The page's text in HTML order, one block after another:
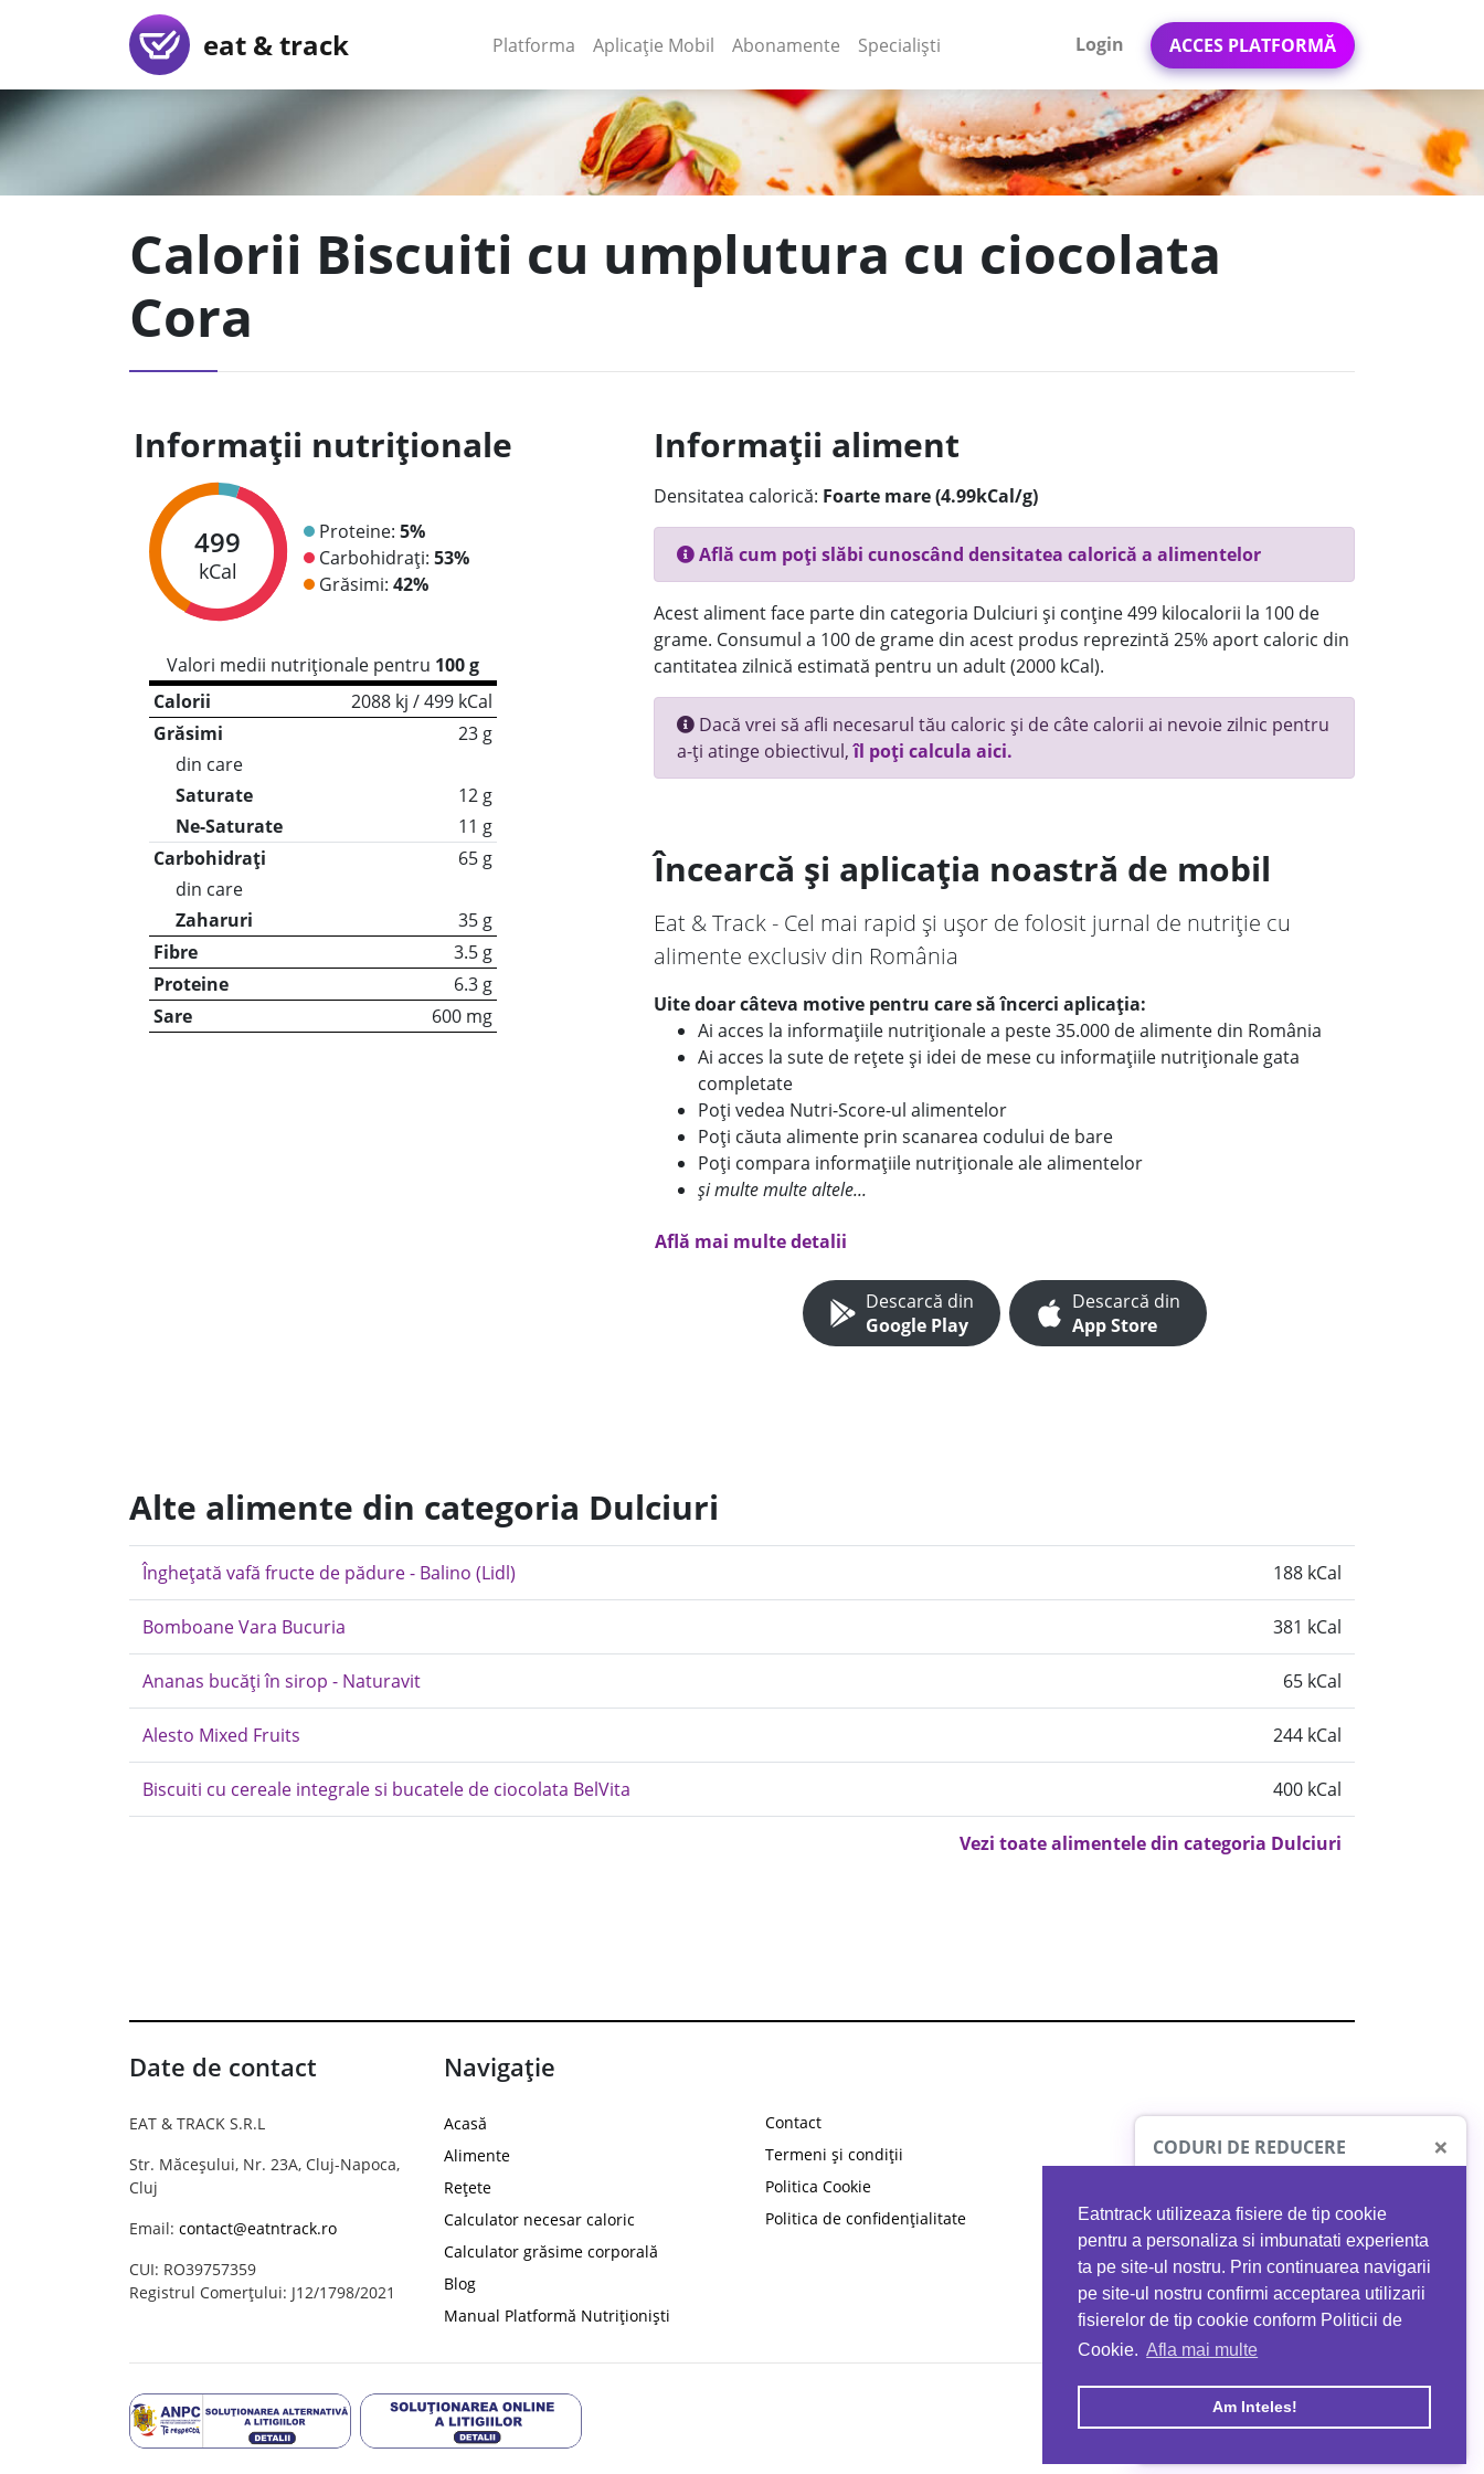
Eatntrack utilizeaza fisiere de tip cookie
pentru a personaliza si imbunatati experienta
ta pe site-ul nostru. Prin continuarea navigarii
pe site-ul nostru confirmi acceptarea utilizarii
fisierelor de tip cookie conform Politicii de
Cookie. Afla mai multe
Am Inteles!
eat & track Platforma (current)
Aplicație Mobil (current)
Abonamente Specialiști Login ACCES PLATFORMĂ
Calorii Biscuiti cu umplutura cu ciocolata
Cora
Informații nutriționale
499
kCal
Proteine: 5%
Carbohidrați: 53%
Grăsimi: 42%
Valori medii nutriționale pentru 100 g
Calorii
2088 kj / 499 kCal
Grăsimi
23 g
din care
Saturate
12 g
Ne-Saturate
11 g
Carbohidrați
65 g
din care
Zaharuri
35 g
Fibre
3.5 g
Proteine
6.3 g
Sare
600 mg
Informații aliment
Densitatea calorică: Foarte mare (4.99kCal/g)
Află cum poți slăbi cunoscând densitatea calorică a alimentelor
Acest aliment face parte din categoria Dulciuri și conține 499 kilocalorii la 100 de
grame. Consumul a 100 de grame din acest produs reprezintă 25% aport caloric din
cantitatea zilnică estimată pentru un adult (2000 kCal).
Dacă vrei să afli necesarul tău caloric și de câte calorii ai nevoie zilnic pentru
a-ți atinge obiectivul,îl poți calcula aici.
Încearcă și aplicația noastră de mobil
Eat & Track - Cel mai rapid și ușor de folosit jurnal de nutriție cu
alimente exclusiv din România
Uite doar câteva motive pentru care să încerci aplicația:
Ai acces la informațiile nutriționale a peste 35.000 de alimente din România
Ai acces la sute de rețete și idei de mese cu informațiile nutriționale gata
completate
Poți vedea Nutri-Score-ul alimentelor
Poți căuta alimente prin scanarea codului de bare
Poți compara informațiile nutriționale ale alimentelor
și multe multe altele...
Află mai multe detalii
Descarcă din
Google Play
Descarcă din
App Store
Alte alimente din categoria Dulciuri
Înghețată vafă fructe de pădure - Balino (Lidl) 188 kCal
Bomboane Vara Bucuria 381 kCal
Ananas bucăți în sirop - Naturavit 65 kCal
Alesto Mixed Fruits 244 kCal
Biscuiti cu cereale integrale si bucatele de ciocolata BelVita 400 kCal
Vezi toate alimentele din categoria Dulciuri
Date de contact
EAT & TRACK S.R.L
Str. Măceșului, Nr. 23A, Cluj-Napoca,
Cluj
Email: contact@eatntrack.ro
CUI: RO39757359
Registrul Comerțului: J12/1798/2021
Navigație
Acasă
Alimente
Rețete
Calculator necesar caloric
Calculator grăsime corporală
Blog
Manual Platformă Nutriționiști
Contact
Termeni și condiții
Politica Cookie
Politica de confidențialitate
CODURI DE REDUCERE ×
PROTO41
reducere la orice comandă
EATNTRACK
MYPROTEIN
Ai40%reducere la orice comandă
folosind codul EATTRACK